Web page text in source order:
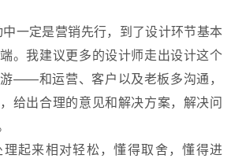
一定是营销先行，到了设计环节基本
。我建议更多的设计师走出设计这个
——和运营、客户以及老板多沟通，
给出合理的意见和解决方案，解决问
起来相对轻松，懂得取舍，懂得进